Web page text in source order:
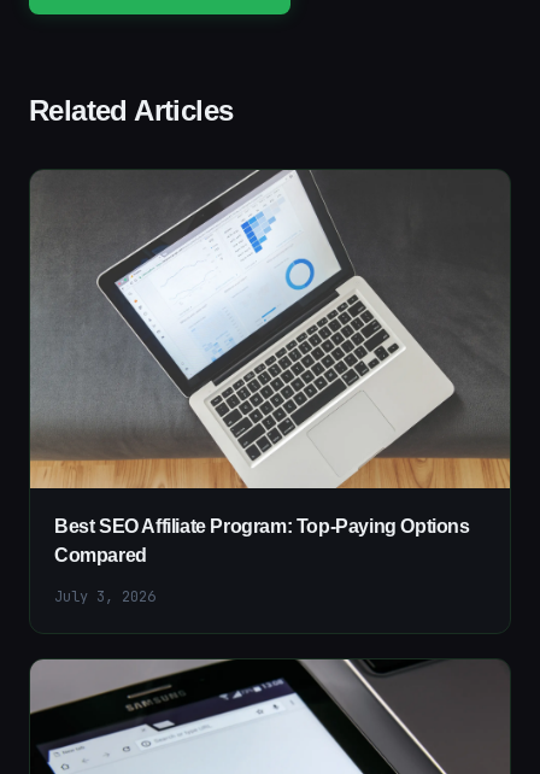
Related Articles
Best SEO Affiliate Program: Top-Paying Options
Compared
July 3, 2026